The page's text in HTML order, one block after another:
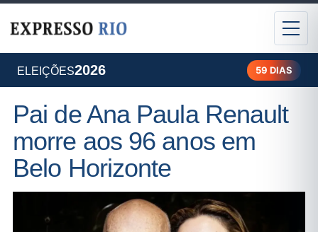
ELEIÇÕES2026 59 DIAS
Pai de Ana Paula Renault
morre aos 96 anos em
Belo Horizonte